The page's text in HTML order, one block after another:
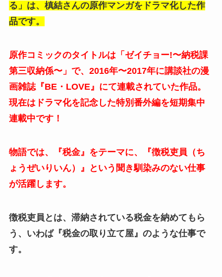
る」は、槙結さんの原作マンガをドラマ化した作
品です。
原作コミックのタイトルは「ゼイチョー!〜‎納税課
第三収納係〜」で、2016年〜2017年に講談社の漫
画雑誌『BE・LOVE』にて連載されていた作品。
現在はドラマ化を記念した特別番外編を短期集中
連載中です！
物語では、『税金』をテーマに、『徴税吏員（ち
ょうぜいりいん）』という聞き馴染みのない仕事
が活躍します。
徴税吏員とは、滞納されている税金を納めてもら
う、いわば『税金の取り立て屋』のような仕事で
す。